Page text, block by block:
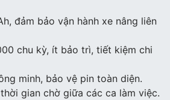
đảm bảo vận hành xe nâng liên
chu kỳ, ít bảo trì, tiết kiệm chi
minh, bảo vệ pin toàn diện.
gian chờ giữa các ca làm việc.